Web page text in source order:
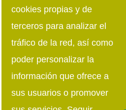
Viernes: 8:00h · 15:00h
Síguenos en redes sociales
cookies propias y de
terceros para analizar el
tráfico de la red, así como
poder personalizar la
información que ofrece a
sus usuarios o promover